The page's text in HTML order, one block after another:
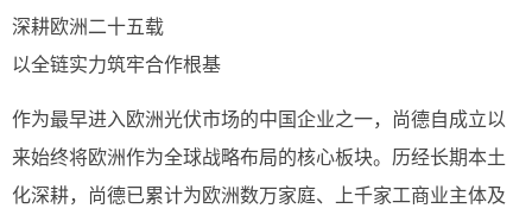
深耕欧洲二十五载
以全链实力筑牢合作根基
作为最早进入欧洲光伏市场的中国企业之一，尚德自成立以
来始终将欧洲作为全球战略布局的核心板块。历经长期本土
化深耕，尚德已累计为欧洲数万家庭、上千家工商业主体及